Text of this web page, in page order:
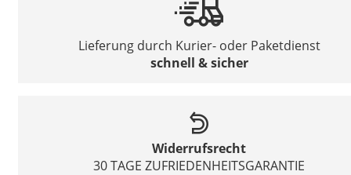
Lieferung durch Kurier- oder Paketdienst
schnell & sicher
Widerrufsrecht
30 TAGE ZUFRIEDENHEITSGARANTIE